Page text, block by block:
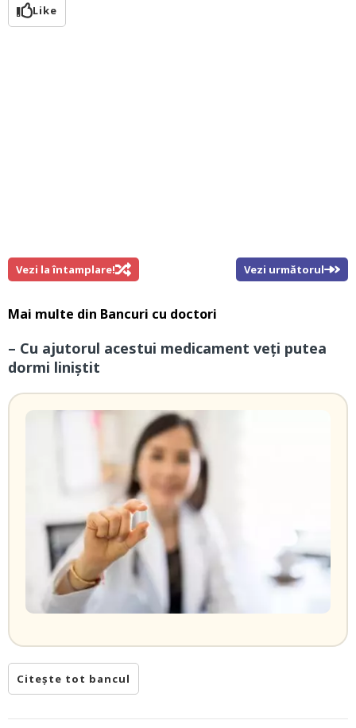
Like
Vezi la întamplare! Vezi următorul
Mai multe din Bancuri cu doctori
– Cu ajutorul acestui medicament veți putea
dormi liniștit
Citește tot bancul